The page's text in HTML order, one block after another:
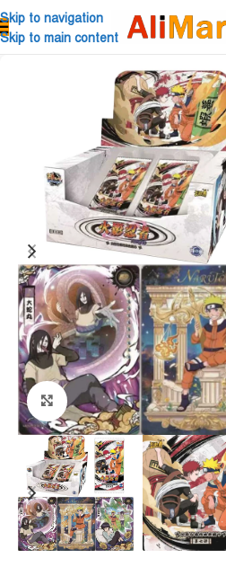
Skip to navigation
Skip to main content
Click to enlarge